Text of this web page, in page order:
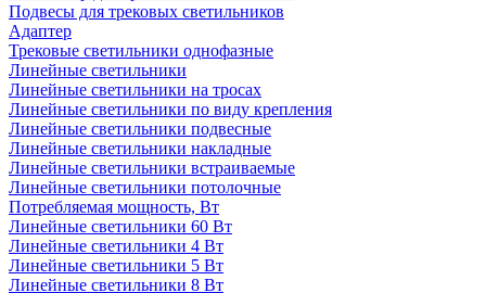
Подвесы для трековых светильников
Адаптер
Трековые светильники однофазные
Линейные светильники
Линейные светильники на тросах
Линейные светильники по виду крепления
Линейные светильники подвесные
Линейные светильники накладные
Линейные светильники встраиваемые
Линейные светильники потолочные
Потребляемая мощность, Вт
Линейные светильники 60 Вт
Линейные светильники 4 Вт
Линейные светильники 5 Вт
Линейные светильники 8 Вт